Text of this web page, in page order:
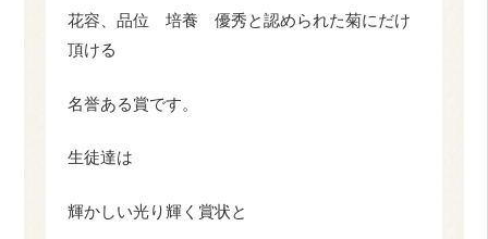
花容、品位 培養 優秀と認められた菊にだけ
頂ける
名誉ある賞です。
生徒達は
輝かしい光り輝く賞状と